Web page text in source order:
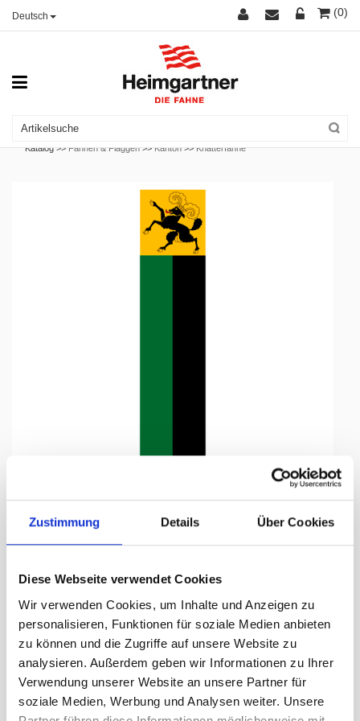
Zustimmung Details Über Cookies
Diese Webseite verwendet Cookies
Wir verwenden Cookies, um Inhalte und Anzeigen zu
personalisieren, Funktionen für soziale Medien anbieten
zu können und die Zugriffe auf unsere Website zu
analysieren. Außerdem geben wir Informationen zu Ihrer
Verwendung unserer Website an unsere Partner für
soziale Medien, Werbung und Analysen weiter. Unsere
Deutsch (0)
Katalog >>Fahnen & Flaggen >>Kanton >>Knatterfahne
Knatterfahne, Kanton bedruckt
Schaffhausen, 78 x 300 cm
191.40 CHF